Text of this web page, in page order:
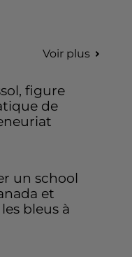
Voir plus
figure
de
un school
et
bleus à